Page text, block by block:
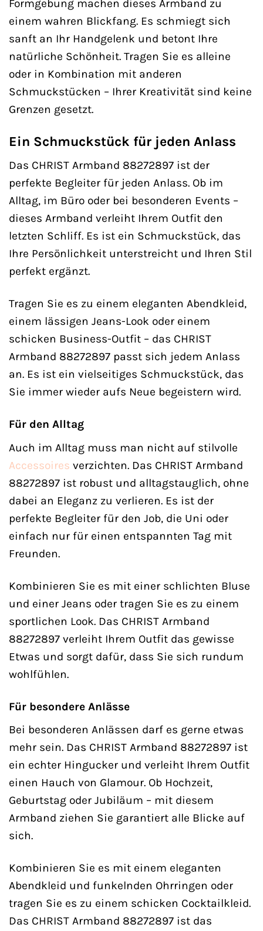
Formgebung machen dieses Armband zu
einem wahren Blickfang. Es schmiegt sich
sanft an Ihr Handgelenk und betont Ihre
natürliche Schönheit. Tragen Sie es alleine
oder in Kombination mit anderen
Schmuckstücken – Ihrer Kreativität sind keine
Grenzen gesetzt.
Ein Schmuckstück für jeden Anlass
Das CHRIST Armband 88272897 ist der
perfekte Begleiter für jeden Anlass. Ob im
Alltag, im Büro oder bei besonderen Events –
dieses Armband verleiht Ihrem Outfit den
letzten Schliff. Es ist ein Schmuckstück, das
Ihre Persönlichkeit unterstreicht und Ihren Stil
perfekt ergänzt.
Tragen Sie es zu einem eleganten Abendkleid,
einem lässigen Jeans-Look oder einem
schicken Business-Outfit – das CHRIST
Armband 88272897 passt sich jedem Anlass
an. Es ist ein vielseitiges Schmuckstück, das
Sie immer wieder aufs Neue begeistern wird.
Für den Alltag
Auch im Alltag muss man nicht auf stilvolle
Accessoires verzichten. Das CHRIST Armband
88272897 ist robust und alltagstauglich, ohne
dabei an Eleganz zu verlieren. Es ist der
perfekte Begleiter für den Job, die Uni oder
einfach nur für einen entspannten Tag mit
Freunden.
Kombinieren Sie es mit einer schlichten Bluse
und einer Jeans oder tragen Sie es zu einem
sportlichen Look. Das CHRIST Armband
88272897 verleiht Ihrem Outfit das gewisse
Etwas und sorgt dafür, dass Sie sich rundum
wohlfühlen.
Für besondere Anlässe
Bei besonderen Anlässen darf es gerne etwas
mehr sein. Das CHRIST Armband 88272897 ist
ein echter Hingucker und verleiht Ihrem Outfit
einen Hauch von Glamour. Ob Hochzeit,
Geburtstag oder Jubiläum – mit diesem
Armband ziehen Sie garantiert alle Blicke auf
sich.
Kombinieren Sie es mit einem eleganten
Abendkleid und funkelnden Ohrringen oder
tragen Sie es zu einem schicken Cocktailkleid.
Das CHRIST Armband 88272897 ist das